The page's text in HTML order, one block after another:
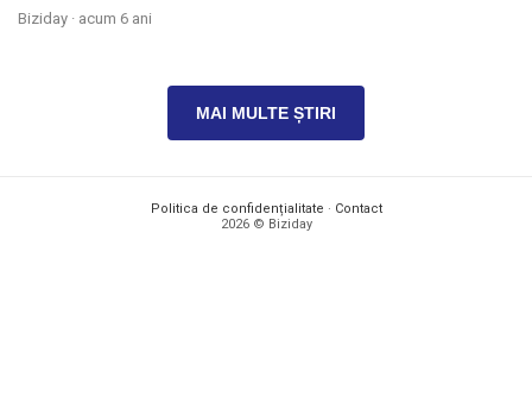
Biziday · acum 6 ani
MAI MULTE ȘTIRI
Politica de confidențialitate · Contact
2026 © Biziday